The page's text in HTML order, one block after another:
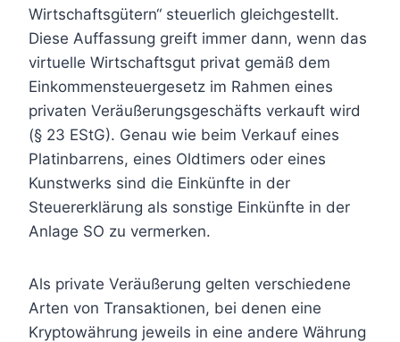
Wirtschaftsgütern“ steuerlich gleichgestellt.
Diese Auffassung greift immer dann, wenn das
virtuelle Wirtschaftsgut privat gemäß dem
Einkommensteuergesetz im Rahmen eines
privaten Veräußerungsgeschäfts verkauft wird
(§ 23 EStG). Genau wie beim Verkauf eines
Platinbarrens, eines Oldtimers oder eines
Kunstwerks sind die Einkünfte in der
Steuererklärung als sonstige Einkünfte in der
Anlage SO zu vermerken.
Als private Veräußerung gelten verschiedene
Arten von Transaktionen, bei denen eine
Kryptowährung jeweils in eine andere Währung